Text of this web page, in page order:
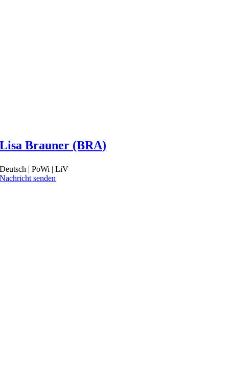
Lisa Brauner (BRA)
Deutsch | PoWi | LiV
Nachricht senden